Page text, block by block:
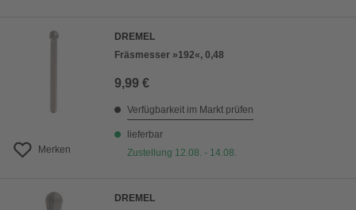
Merken
DREMEL
Fräsmesser »192«, 0,48
9,99 €
Verfügbarkeit im Markt prüfen
lieferbar
Zustellung 12.08. - 14.08.
DREMEL